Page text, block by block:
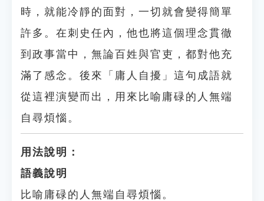
時，就能冷靜的面對，一切就會變得簡單
許多。在刺史任內，他也將這個理念貫徹
到政事當中，無論百姓與官吏，都對他充
滿了感念。後來「庸人自擾」這句成語就
從這裡演變而出，用來比喻庸碌的人無端
自尋煩惱。
用法說明：
語義說明
比喻庸碌的人無端自尋煩惱。